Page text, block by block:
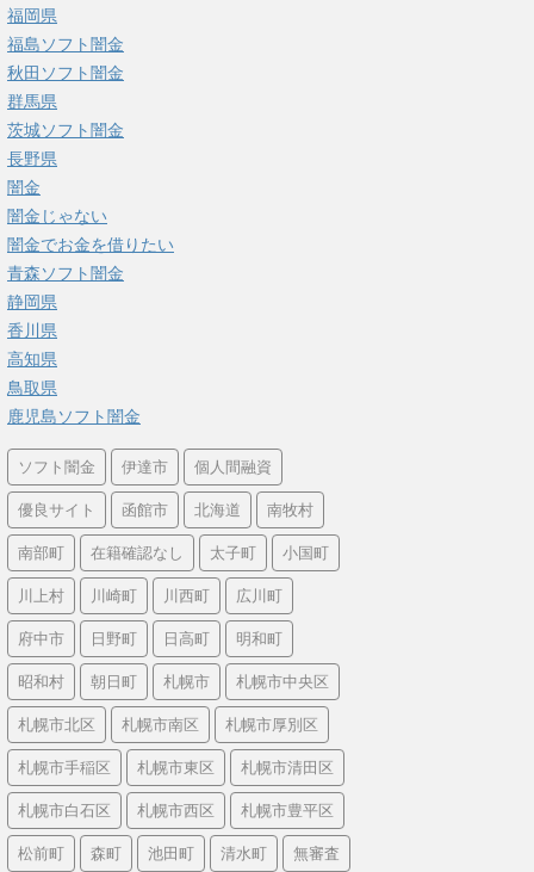
福岡県
福島ソフト闇金
秋田ソフト闇金
群馬県
茨城ソフト闇金
長野県
闇金
闇金じゃない
闇金でお金を借りたい
青森ソフト闇金
静岡県
香川県
高知県
鳥取県
鹿児島ソフト闇金
ソフト闇金 伊達市 個人間融資
優良サイト 函館市 北海道 南牧村
南部町 在籍確認なし 太子町 小国町
川上村 川崎町 川西町 広川町
府中市 日野町 日高町 明和町
昭和村 朝日町 札幌市 札幌市中央区
札幌市北区 札幌市南区 札幌市厚別区
札幌市手稲区 札幌市東区 札幌市清田区
札幌市白石区 札幌市西区 札幌市豊平区
松前町 森町 池田町 清水町 無審査